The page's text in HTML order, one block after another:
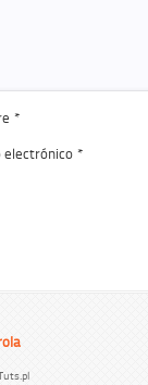
*
electrónico *